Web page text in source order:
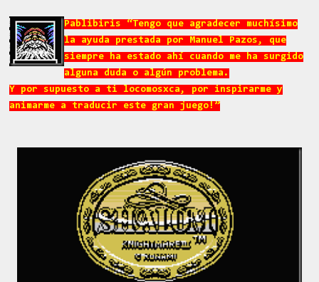
Pablibiris “Tengo que agradecer muchísimo
la ayuda prestada por Manuel Pazos, que
siempre ha estado ahí cuando me ha surgido
alguna duda o algún problema.
Y por supuesto a ti locomosxca, por inspirarme y
animarme a traducir este gran juego!”